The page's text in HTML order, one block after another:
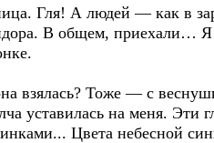
Гля! А людей — как в
В общем, приехали… Я
Тоже — с
уставилась на меня. Эти
Цвета небесной